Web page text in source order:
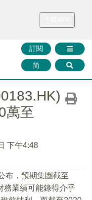
財華證券 媒體矩陣
訂閱
简
萬至
下午4:48
布，預期集團截至
務業績可能錄得介乎